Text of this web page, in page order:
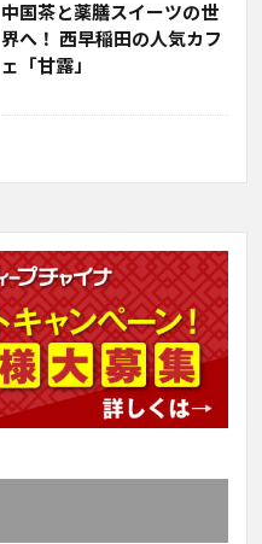
中国茶と薬膳スイーツの世
界へ！ 西早稲田の人気カフ
ェ「甘露」